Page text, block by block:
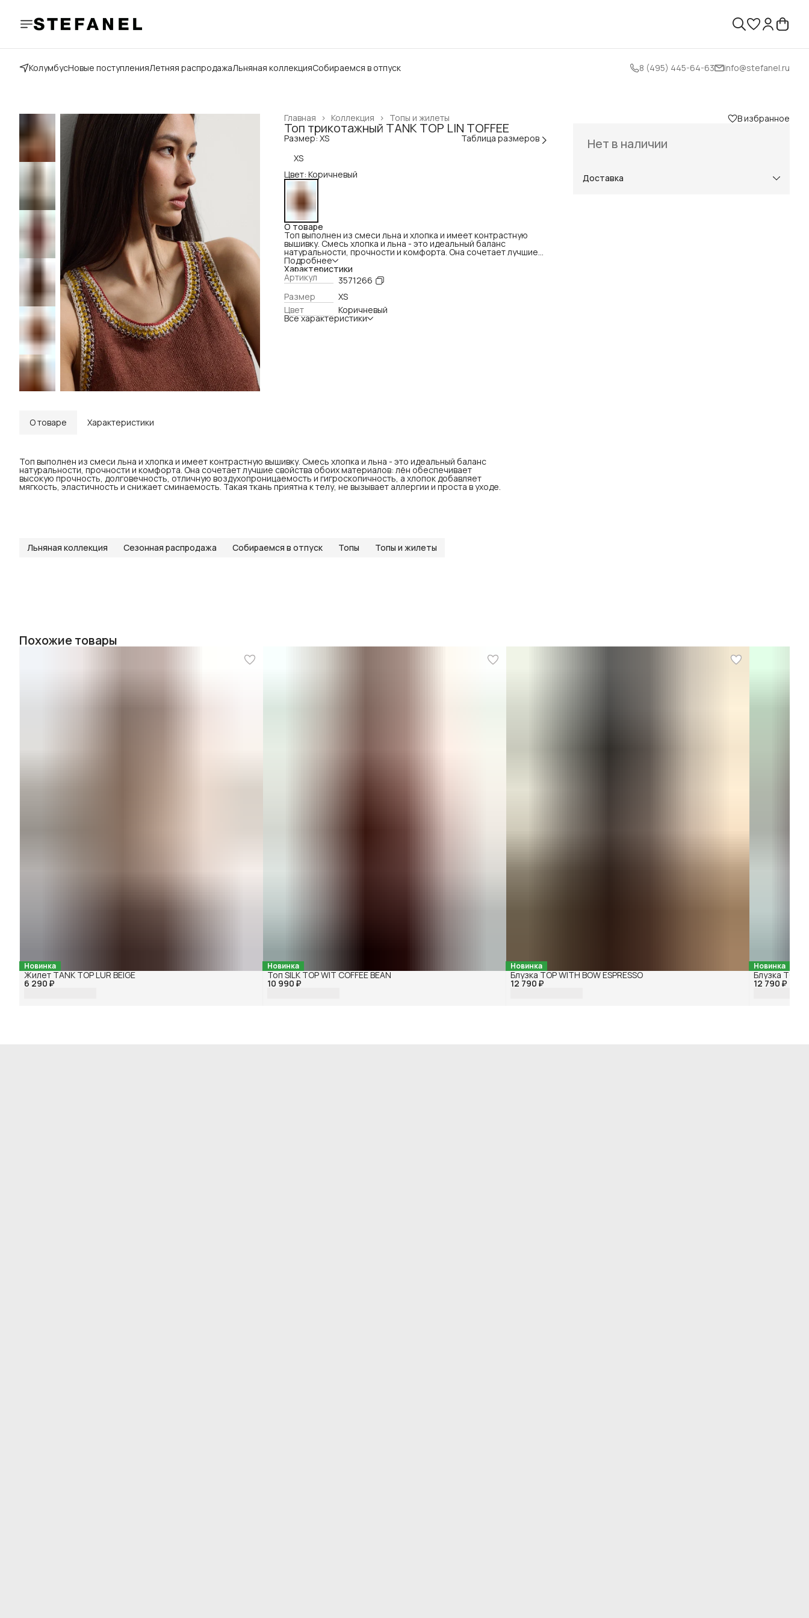
КолумбусНовые поступленияЛетняя распродажаЛьняная коллекцияСобираемся в отпуск 8 (495) 445-64-63 info@stefanel.ru
Топы и жилеты
Коллекция ›
Главная ›
Топ трикотажный TANK TOP LIN TOFFEE
Размер: XS
Таблица размеров
XS
Цвет: Коричневый
О товаре
Топ выполнен из смеси льна и хлопка и имеет контрастную
вышивку. Смесь хлопка и льна - это идеальный баланс
натуральности, прочности и комфорта. Она сочетает лучшие
свойства обоих материалов: лён обеспечивает высокую
прочность, долговечность, отличную воздухопроницаемость и
гигроскопичность, а хлопок добавляет мягкость, эластичность
и снижает сминаемость. Такая ткань приятна к телу, не
вызывает аллергии и проста в уходе.
Подробнее
Характеристики
Артикул
3571266
Размер
XS
Цвет
Коричневый
Все характеристики
В избранное
Нет в наличии
Доставка
О товаре Характеристики
Топ выполнен из смеси льна и хлопка и имеет контрастную вышивку. Смесь хлопка и льна - это идеальный баланс
натуральности, прочности и комфорта. Она сочетает лучшие свойства обоих материалов: лён обеспечивает
высокую прочность, долговечность, отличную воздухопроницаемость и гигроскопичность, а хлопок добавляет
мягкость, эластичность и снижает сминаемость. Такая ткань приятна к телу, не вызывает аллергии и проста в уходе.
Льняная коллекция Сезонная распродажа Собираемся в отпуск Топы Топы и жилеты
Похожие товары
Новинка
6 290 ₽
Жилет TANK TOP LUR BEIGE
Новинка
10 990 ₽
Топ SILK TOP WIT COFFEE BEAN
Новинка
12 790 ₽
Блузка TOP WITH BOW ESPRESSO
Новинка
12 790 ₽
Блузка TOP